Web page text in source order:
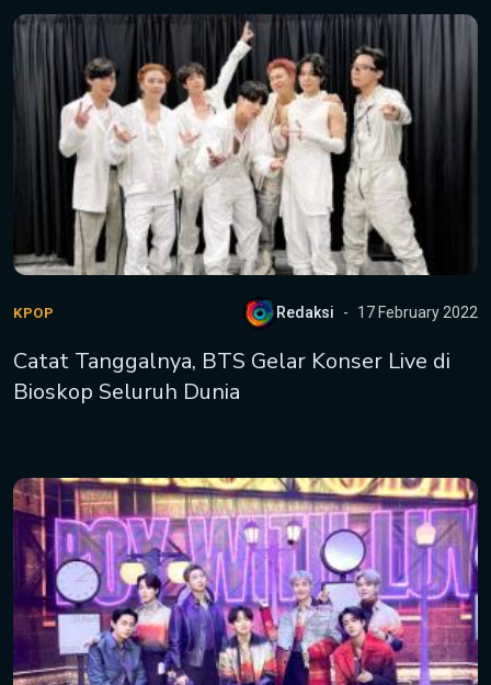
KPOP Redaksi 17 February 2022
Catat Tanggalnya, BTS Gelar Konser Live di
Bioskop Seluruh Dunia